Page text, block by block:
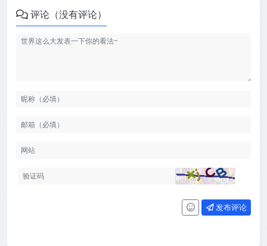
评论（没有评论）
发布评论